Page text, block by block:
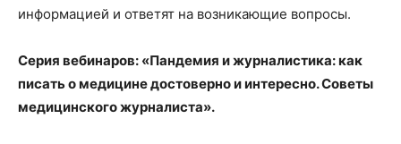
информацией и ответят на возникающие вопросы.
Серия вебинаров: «Пандемия и журналистика: как
писать о медицине достоверно и интересно. Советы
медицинского журналиста».